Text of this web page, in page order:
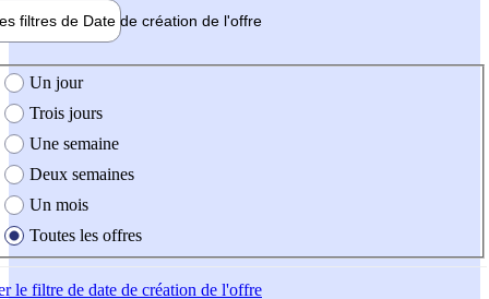
filtres de Date de création de l'offre
création de l'offre
Un jour
Trois jours
Une semaine
Deux semaines
Un mois
Toutes les offres
le filtre de date de création de l'offre